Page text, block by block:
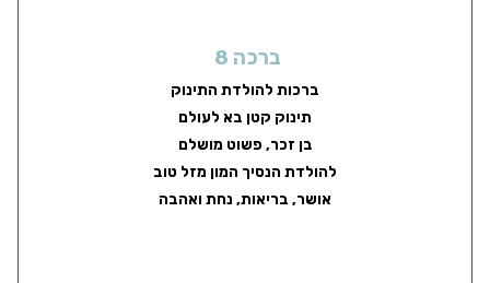
ברכה 8
ברכות להולדת התינוק
תינוק קטן בא לעולם
בן זכר, פשוט מושלם
להולדת הנסיך המון מזל טוב
אושר, בריאות, נחת ואהבה